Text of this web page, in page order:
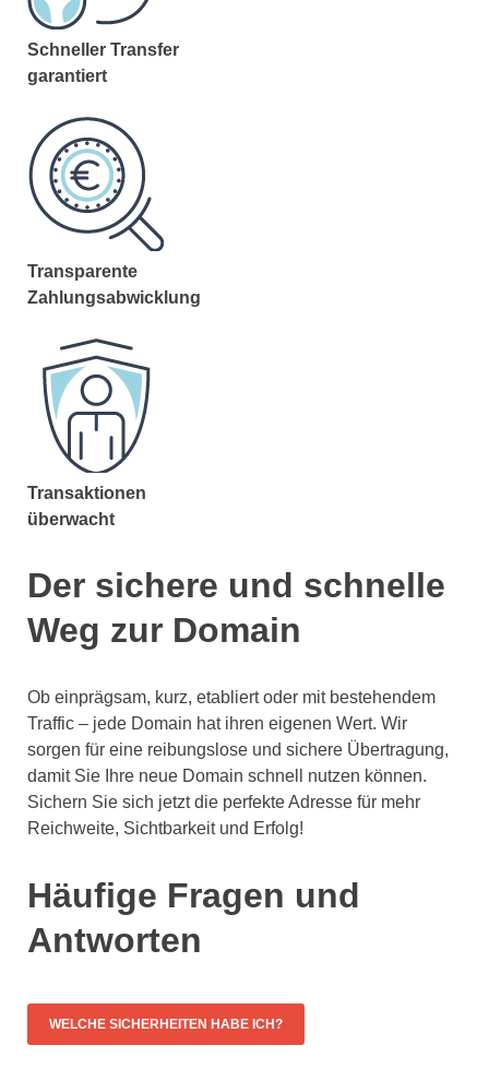
Schneller Transfer
garantiert
Transparente
Zahlungsabwicklung
Transaktionen
überwacht
Der sichere und schnelle
Weg zur Domain
Ob einprägsam, kurz, etabliert oder mit bestehendem
Traffic – jede Domain hat ihren eigenen Wert. Wir
sorgen für eine reibungslose und sichere Übertragung,
damit Sie Ihre neue Domain schnell nutzen können.
Sichern Sie sich jetzt die perfekte Adresse für mehr
Reichweite, Sichtbarkeit und Erfolg!
Häufige Fragen und
Antworten
WELCHE SICHERHEITEN HABE ICH?